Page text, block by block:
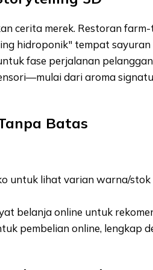
cerita merek. Restoran
hidroponik" tempat
fase perjalanan
dari aroma
Batas
untuk lihat varian warna/stok
belanja online untuk
pembelian online, lengkap